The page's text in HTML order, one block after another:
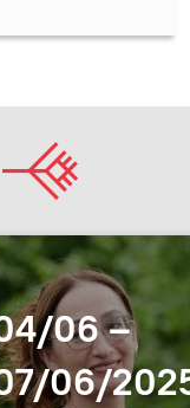
06 –
06/